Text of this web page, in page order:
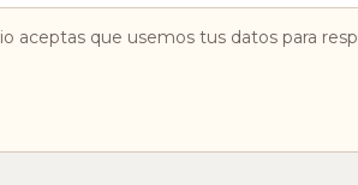
aceptas que usemos tus datos para